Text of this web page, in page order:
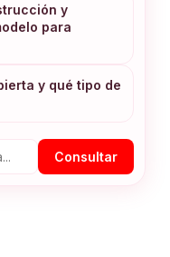
y
para
y qué tipo de
Consultar